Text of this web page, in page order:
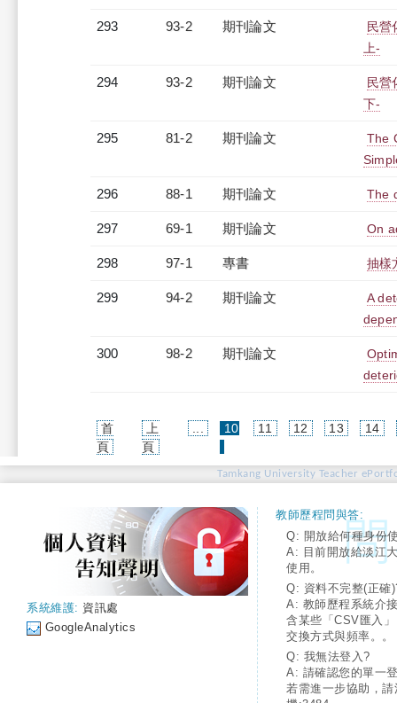
293 93-2 期刊論文
民營
上-
294 93-2 期刊論文
民營
下-
295 81-2 期刊論文
The
296 88-1 期刊論文 The
297 69-1 期刊論文 On
298 97-1 專書 抽樣
299 94-2 期刊論文
A
300 98-2 期刊論文
首
頁
上
頁
10
11 12 13 14
Tamkang University Teacher
系統維護: 資訊處
GoogleAnalytics
教師歷程問與答:
Q: 開放給何種身份
A: 目前開放給淡江
使用。
Q: 資料不完整(正確
A: 教師歷程系統介
含某些「CSV匯入
交換方式與頻率。。
Q: 我無法登入?
A: 請確認您的單一
若需進一步協助，